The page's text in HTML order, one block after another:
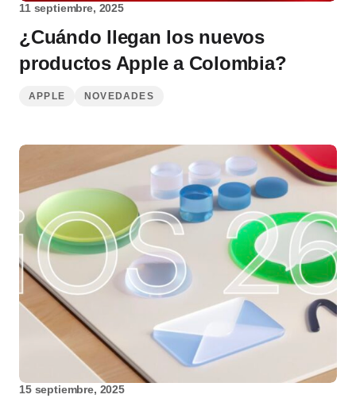
11 septiembre, 2025
¿Cuándo llegan los nuevos
productos Apple a Colombia?
APPLE NOVEDADES
15 septiembre, 2025